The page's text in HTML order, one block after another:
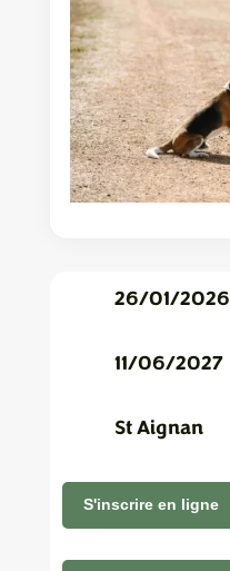
26/01/2026
11/06/2027
St Aignan
S'inscrire en ligne